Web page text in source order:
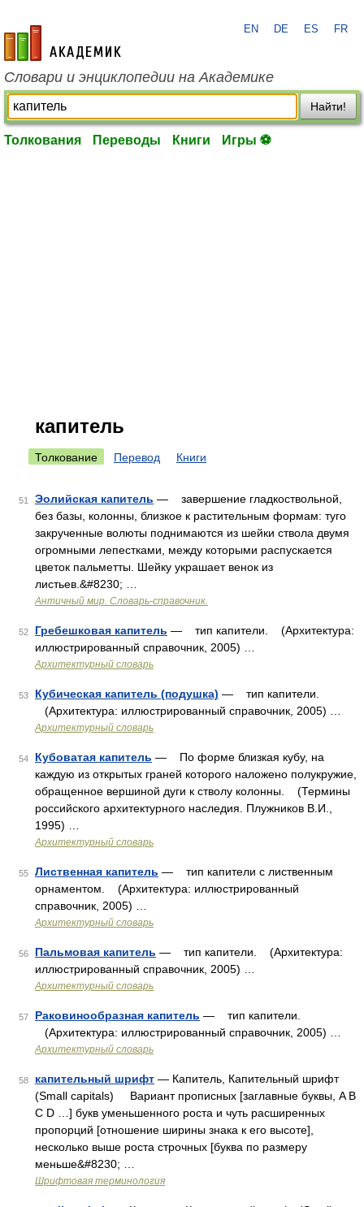
academic.ru
EN DE ES FR
Словари и энциклопедии на Академике
Найти!
Толкования Переводы Книги Игры ⚽
капитель
Толкование Перевод Книги
51 Эолийская капитель — завершение гладкоствольной,
без базы, колонны, близкое к растительным формам: туго
закрученные волюты поднимаются из шейки ствола двумя
огромными лепестками, между кото­рыми распускается
цветок пальметты. Шейку украшает венок из
листьев.&#8230; …
Античный мир. Словарь-справочник.
52 Гребешковая капитель — тип капители. (Архитектура:
иллюстрированный справочник, 2005) …
Архитектурный словарь
53 Кубическая капитель (подушка) — тип капители.
(Архитектура: иллюстрированный справочник, 2005) …
Архитектурный словарь
54 Кубоватая капитель — По форме близкая кубу, на
каждую из открытых граней которого наложено полукружие,
обращенное вершиной дуги к стволу колонны. (Термины
российского архитектурного наследия. Плужников В.И.,
1995) …
Архитектурный словарь
55 Лиственная капитель — тип капители с лиственным
орнаментом. (Архитектура: иллюстрированный
справочник, 2005) …
Архитектурный словарь
56 Пальмовая капитель — тип капители. (Архитектура:
иллюстрированный справочник, 2005) …
Архитектурный словарь
57 Раковинообразная капитель — тип капители.
(Архитектура: иллюстрированный справочник, 2005) …
Архитектурный словарь
58 капительный шрифт — Капитель, Капительный шрифт
(Small capitals) Вариант прописных [заглавные буквы, A B
C D …] букв уменьшенного роста и чуть расширенных
пропорций [отношение ширины знака к его высоте],
несколько выше роста строчных [буква по размеру
меньше&#8230; …
Шрифтовая терминология